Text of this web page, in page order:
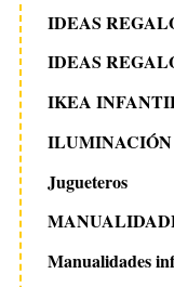
IDEAS
IDEAS
IKEA
Jugueteros
Manualidades